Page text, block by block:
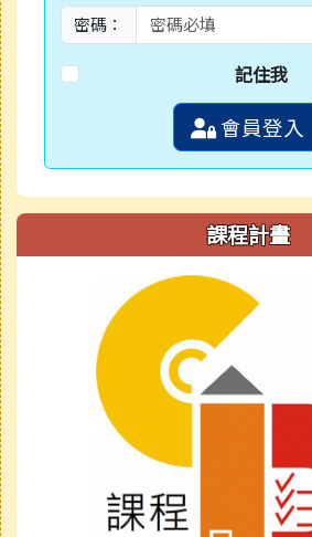
密碼：
記住我
會員登入
課程計畫